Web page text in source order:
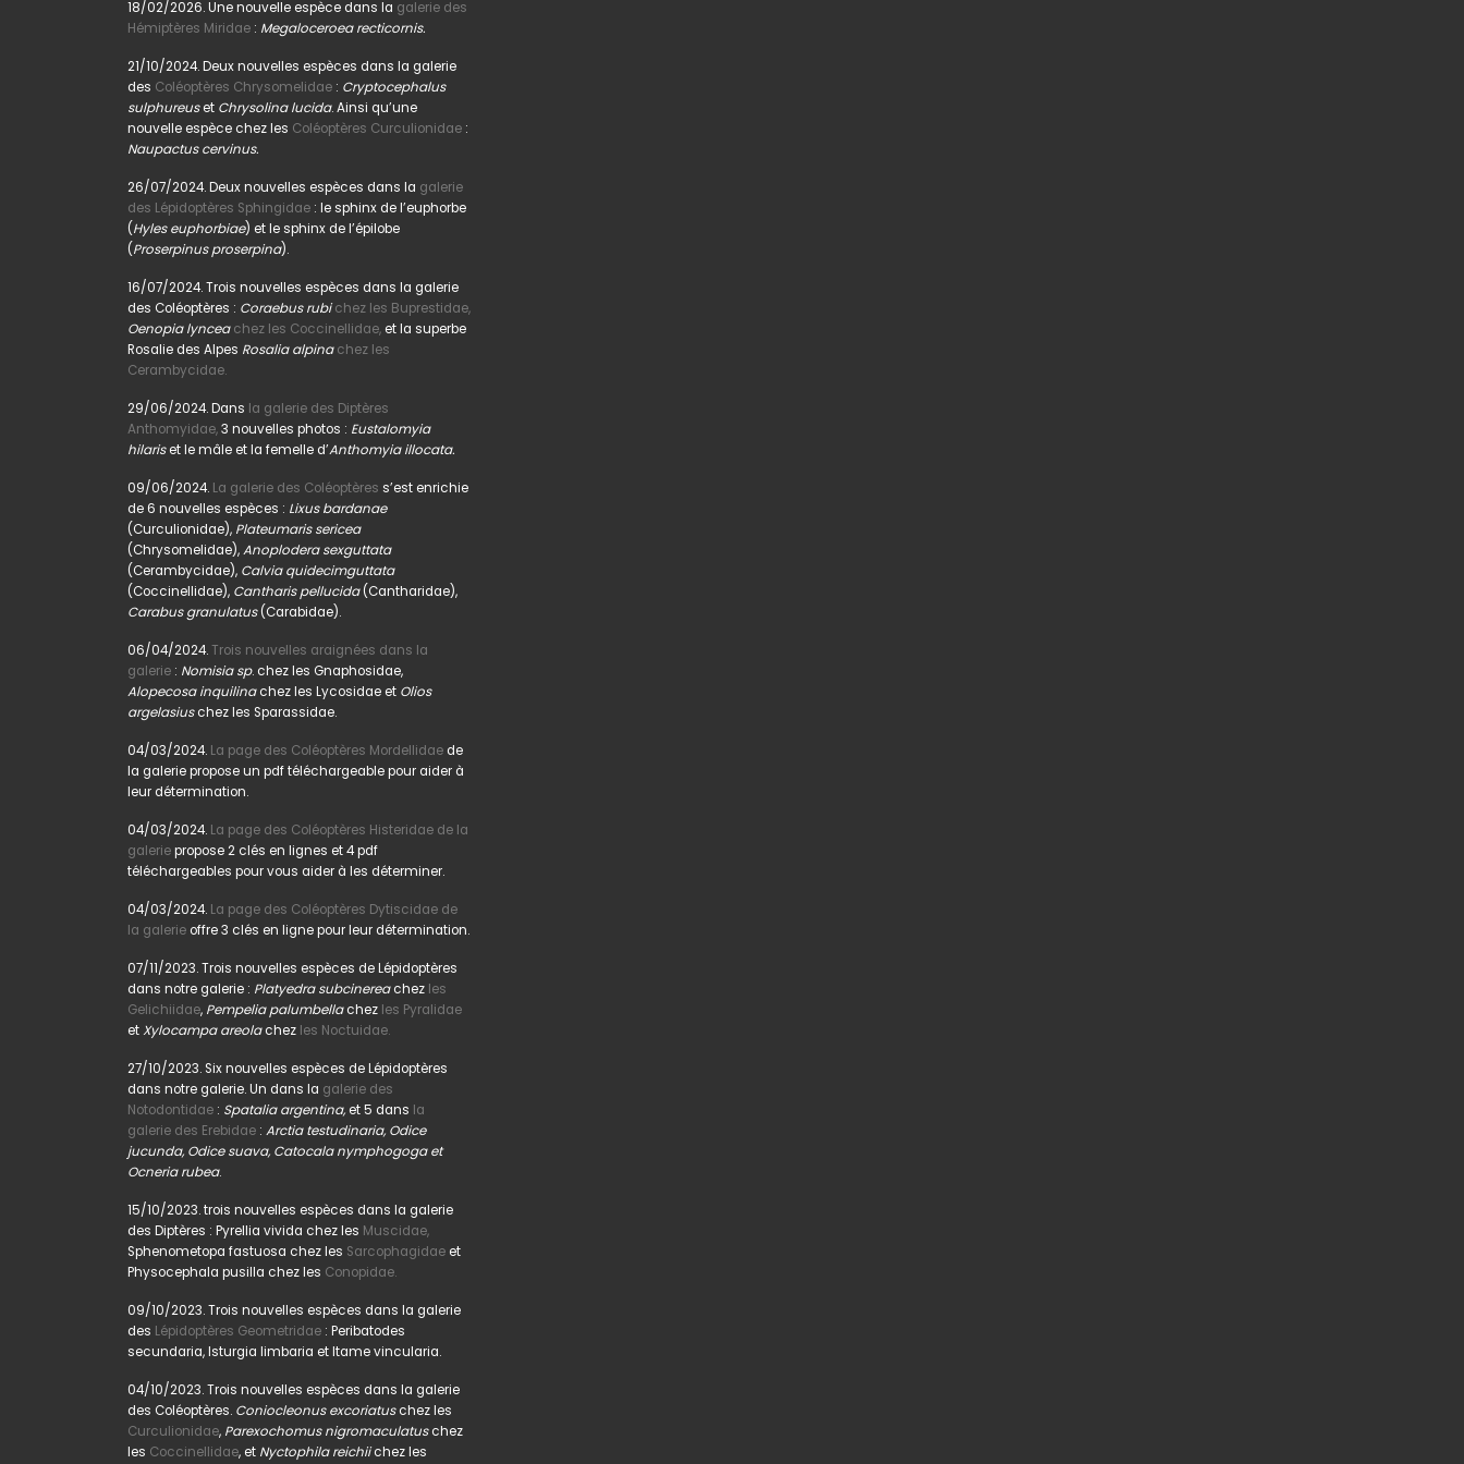
18/02/2026. Une nouvelle espèce dans la galerie des
Hémiptères Miridae : Megaloceroea recticornis.
21/10/2024. Deux nouvelles espèces dans la galerie
des Coléoptères Chrysomelidae : Cryptocephalus
sulphureuset Chrysolina lucida. Ainsi qu’une
nouvelle espèce chez les Coléoptères Curculionidae :
Naupactus cervinus.
26/07/2024. Deux nouvelles espèces dans la galerie
des Lépidoptères Sphingidae : le sphinx de l’euphorbe
(Hyles euphorbiae) et le sphinx de l’épilobe
(Proserpinus proserpina).
16/07/2024. Trois nouvelles espèces dans la galerie
des Coléoptères : Coraebus rubi chez les Buprestidae,
Oenopia lyncea chez les Coccinellidae,et la superbe
Rosalie des Alpes Rosalia alpina chez les
Cerambycidae.
29/06/2024. Dans la galerie des Diptères
Anthomyidae,3 nouvelles photos : Eustalomyia
hilariset le mâle et la femelle d’Anthomyia illocata.
09/06/2024. La galerie des Coléoptères s’est enrichie
de 6 nouvelles espèces : Lixus bardanae
(Curculionidae), Plateumaris sericea
(Chrysomelidae),Anoplodera sexguttata
(Cerambycidae), Calvia quidecimguttata
(Coccinellidae), Cantharis pellucida(Cantharidae),
Carabus granulatus(Carabidae).
06/04/2024.Trois nouvelles araignées dans la
galerie : Nomisia sp. chez les Gnaphosidae,
Alopecosa inquilinachez les Lycosidae et Olios
argelasiuschez les Sparassidae.
04/03/2024. La page des Coléoptères Mordellidaede
la galerie propose un pdf téléchargeable pour aider à
leur détermination.
04/03/2024. La page des Coléoptères Histeridae de la
galeriepropose 2 clés en lignes et 4 pdf
téléchargeables pour vous aider à les déterminer.
04/03/2024. La page des Coléoptères Dytiscidae de
la galerie offre 3 clés en ligne pour leur détermination.
07/11/2023. Trois nouvelles espèces de Lépidoptères
dans notre galerie : Platyedra subcinereachez les
Gelichiidae, Pempelia palumbellachez les Pyralidae
etXylocampa areolachez les Noctuidae.
27/10/2023. Six nouvelles espèces de Lépidoptères
dans notre galerie. Un dans la galerie des
Notodontidae : Spatalia argentina,et 5 dans la
galerie des Erebidae : Arctia testudinaria, Odice
jucunda, Odice suava, Catocala nymphogoga et
Ocneria rubea.
15/10/2023. trois nouvelles espèces dans la galerie
des Diptères : Pyrellia vivida chez les Muscidae,
Sphenometopa fastuosa chez les Sarcophagidaeet
Physocephala pusilla chez les Conopidae.
09/10/2023. Trois nouvelles espèces dans la galerie
des Lépidoptères Geometridae : Peribatodes
secundaria, Isturgia limbaria et Itame vincularia.
04/10/2023. Trois nouvelles espèces dans la galerie
des Coléoptères. Coniocleonus excoriatuschez les
Curculionidae, Parexochomus nigromaculatuschez
les Coccinellidae, et Nyctophila reichiichez les